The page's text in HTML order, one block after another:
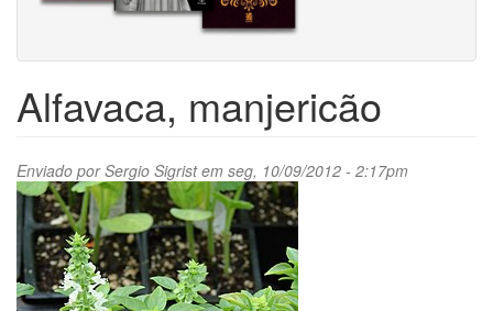
Alfavaca, manjericão
Enviado porSergio Sigristem seg, 10/09/2012 - 2:17pm